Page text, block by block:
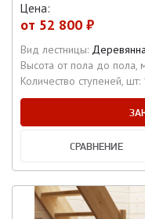
Цена:
от 52 800 ₽
Вид лестницы:
Высота от пола до пола,
Количество ступеней, шт:
СРАВНЕНИЕ